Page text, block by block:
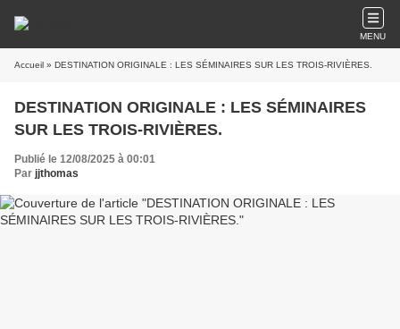
MENU
Accueil » DESTINATION ORIGINALE : LES SÉMINAIRES SUR LES TROIS-RIVIÈRES.
DESTINATION ORIGINALE : LES SÉMINAIRES
SUR LES TROIS-RIVIÈRES.
Publié le 12/08/2025 à 00:01
Par jjthomas